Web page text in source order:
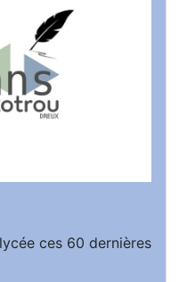
ces 60 dernières